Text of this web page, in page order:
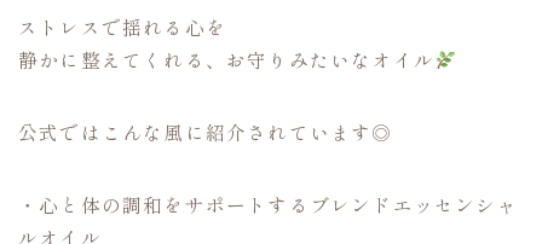
ストレスで揺れる心を
静かに整えてくれる、お守りみたいなオイル
公式ではこんな風に紹介されています◎
・心と体の調和をサポートするブレンドエッセンシャ
ルオイル